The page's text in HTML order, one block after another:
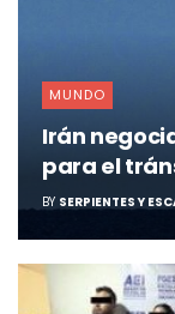
MUNDO
Irán
para el
BY SERPIENTES Y